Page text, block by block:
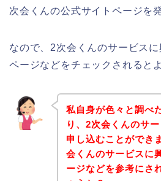
次会くんの公式サイトページを
なので、2次会くんのサービス
ページなどをチェックされると
私自身が色々と調べ
り、2次会くんのサ
申し込むことができ
会くんのサービスに
ージなどを参考にさ